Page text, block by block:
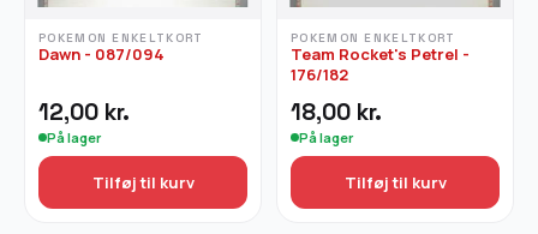
POKEMON ENKELTKORT
Dawn - 087/094
12,00 kr.
På lager
Tilføj til kurv
POKEMON ENKELTKORT
Team Rocket's Petrel -
176/182
18,00 kr.
På lager
Tilføj til kurv